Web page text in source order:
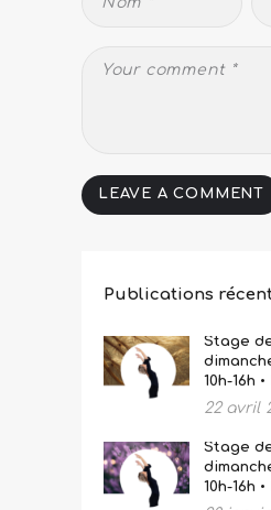
Publications
Stage
10h-16h
22 avril
Stage
10h-16h